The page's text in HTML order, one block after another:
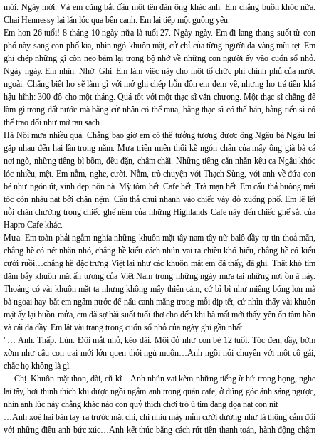
mới. Ngày mới. Và em cũng bắt đầu một tên đàn ông khác anh. Em chẳng buồn khóc nữa.
Chai Hennessy lại lăn lóc qua bên cạnh. Em lại tiếp một guồng yêu.
Em hơn 26 tuổi! 8 tháng 10 ngày nữa là tuổi 27. Ngày ngày. Em đi lang thang suốt từ con
phố này sang con phố kia, nhìn ngó khuôn mặt, cử chỉ của từng người da vàng mũi tẹt. Em
ghi chép những gì còn neo bám lại trong bộ nhớ về những con người ấy vào cuốn sổ nhỏ.
Ngày ngày. Em nhìn. Nhớ. Ghi. Em làm việc này cho một tổ chức phi chính phủ của nước
ngoài. Chẳng biết họ sẽ làm gì với mớ ghi chép hỗn độn em đem về, nhưng họ trả tiền khá
hậu hĩnh: 300 đô cho một tháng. Quá tốt với một thạc sĩ văn chương. Một thạc sĩ chẳng để
làm gì trong đất nước mà bằng cử nhân có thể mua, bằng thạc sĩ có thể bán, bằng tiến sĩ có
thể trao đổi như mớ rau sạch.
Hà Nội mưa nhiều quá. Chẳng bao giờ em có thể tưởng tượng được ông Ngâu bà Ngâu lại
gặp nhau đến hai lần trong năm. Mưa triền miên thối kẽ ngón chân của mấy ông già bà cả
nơi ngõ, những tiếng bì bõm, đều đặn, chậm chãi. Những tiếng cằn nhằn kêu ca Ngâu khóc
lóc nhiều, mệt. Em nằm, nghe, cười. Nằm, trò chuyện với Thạch Sùng, với anh về đứa con
bé như ngón út, xinh đẹp nõn nà. Mỳ tôm hết. Cafe hết. Trà mạn hết. Em cẩu thả buông mái
tóc còn nhàu nát bởi chăn nệm. Cẩu thả chui nhanh vào chiếc váy đỏ xuống phố. Em lê lết
nỗi chán chường trong chiếc ghế nệm của những Highlands Cafe này đến chiếc ghế sắt của
Hapro Cafe khác.
Mưa. Em toàn phải ngắm nghía những khuôn mặt tây nam tây nữ balô đầy tự tin thoả mãn,
chẳng hề có nét nhăn nhó, chẳng hề kiểu cách nhún vai ra chiều khó hiểu, chẳng hề có kiểu
cười ruồi…chẳng hề đặc trưng Việt lai như các khuôn mặt em đã thấy, đã ghi. Thật khó tìm
dăm bảy khuôn mặt ấn tượng của Việt Nam trong những ngày mưa tại những nơi ồn ã này.
Thoảng có vài khuôn mặt ta nhưng không mấy thiện cảm, cứ bì bì như miếng bóng lợn mà
bà ngoại hay bắt em ngâm nước để nấu canh măng trong mỗi dịp tết, cứ nhìn thấy vài khuôn
mặt ấy lại buồn mửa, em đã sợ hãi suốt tuổi thơ cho đến khi bà mất mới thấy yên ổn tâm hồn
và cái dạ dầy. Em lật vài trang trong cuốn sổ nhỏ của ngày ghi gần nhất
"… Anh. Thấp. Lùn. Đôi mắt nhỏ, kéo dài. Môi đỏ như con bé 12 tuổi. Tóc đen, dầy, bờm
xờm như cậu con trai mới lớn quen thói ngủ muộn…Anh ngồi nói chuyện với một cô gái,
chắc họ không là gì.
… Chị. Khuôn mặt thon, dài, cũ kĩ…Anh nhún vai kèm những tiếng ừ hứ trong họng, nghe
lai tây, hơi thinh thích khi được ngồi ngắm anh trong quán cafe, ở đúng góc ánh sáng ngược,
nhìn anh lúc này chẳng khác nào con quỷ thích chơi trò ú tim đang dọa nạt con nít
…Anh xoè hai bàn tay ra trước mặt chị, chị nhíu mày mỉm cười dường như là thông cảm đối
với những điều anh bức xúc…Anh kết thúc bằng cách rút tiền thanh toán, hành động chậm